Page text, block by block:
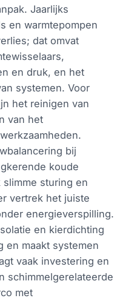
Jaarlijks
en warmtepompen
dat omvat
en druk, en het
systemen. Voor
het reinigen van
van het
bij
koude
sturing en
vertrek het juiste
energieverspilling.
en kierdichting
en maakt systemen
vaak investering en
schimmelgerelateerde
met